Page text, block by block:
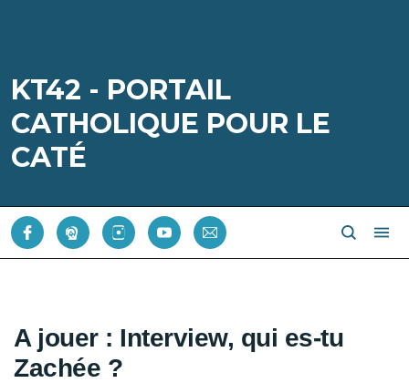
KT42 - PORTAIL
CATHOLIQUE POUR LE
CATÉ
A jouer : Interview, qui es-tu
Zachée ?